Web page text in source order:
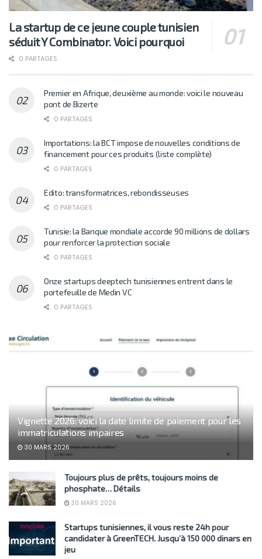
La startup de ce jeune couple tunisien
séduit Y Combinator. Voici pourquoi
0 PARTAGES
Premier en Afrique, deuxième au monde: voici le nouveau
pont de Bizerte
0 PARTAGES
Importations: la BCT impose de nouvelles conditions de
financement pour ces produits (liste complète)
0 PARTAGES
Edito: transformatrices, rebondisseuses
0 PARTAGES
Tunisie: la Banque mondiale accorde 90 millions de dollars
pour renforcer la protection sociale
0 PARTAGES
Onze startups deeptech tunisiennes entrent dans le
portefeuille de Medin VC
0 PARTAGES
Vignette 2026: voici la date limite de paiement pour les
immatriculations impaires
30 MARS 2026
Toujours plus de prêts, toujours moins de
phosphate… Détails
30 MARS 2026
Startups tunisiennes, il vous reste 24h pour
candidater à GreenTECH. Jusqu’à 150 000 dinars en
jeu